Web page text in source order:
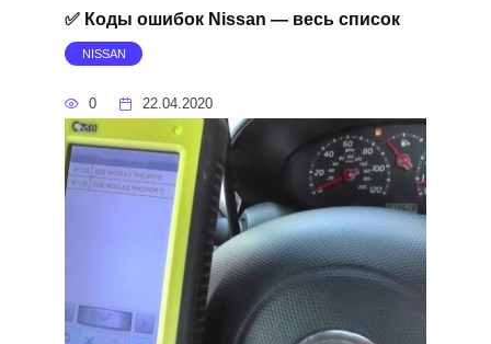
✅ Коды ошибок Nissan — весь список
NISSAN
0 22.04.2020